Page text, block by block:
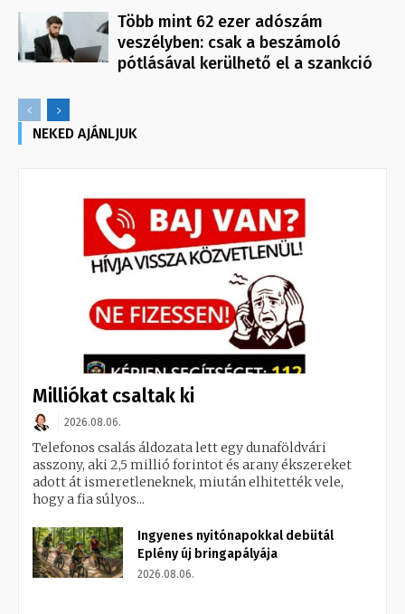
Több mint 62 ezer adószám
veszélyben: csak a beszámoló
pótlásával kerülhető el a szankció
NEKED AJÁNLJUK
Milliókat csaltak ki
2026.08.06.
Telefonos csalás áldozata lett egy dunaföldvári
asszony, aki 2,5 millió forintot és arany ékszereket
adott át ismeretleneknek, miután elhitették vele,
hogy a fia súlyos...
Ingyenes nyitónapokkal debütál
Eplény új bringapályája
2026.08.06.